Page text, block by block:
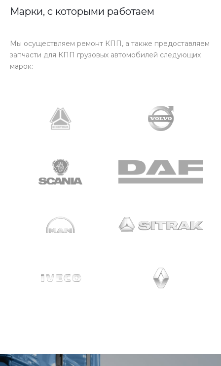
Марки, с которыми работаем
Мы осуществляем ремонт КПП, а также предоставляем
запчасти для КПП грузовых автомобилей следующих
марок: